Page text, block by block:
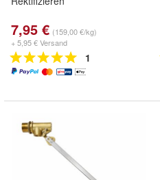
7,95 € (159,00 €/kg)
+ 5,95 € Versand
1